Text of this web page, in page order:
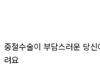
중절수술이 부담스러운 당
려요